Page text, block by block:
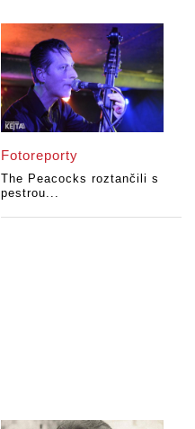
Fotoreporty
The Peacocks roztančili s
pestrou...